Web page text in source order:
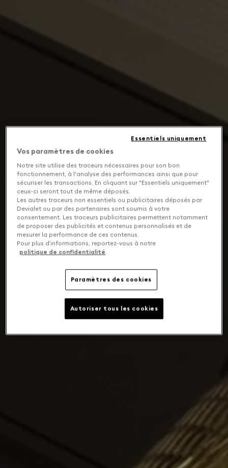
Vos paramètres de cookies
Notre site utilise des traceurs nécessaires pour son bon
fonctionnement, à l'analyse des performances ainsi que pour
sécuriser les transactions. En cliquant sur "Essentiels uniquement"
ceux-ci seront tout de même déposés.
Les autres traceurs non essentiels ou publicitaires déposés par
Devialet ou par des partenaires sont soumis à votre
consentement. Les traceurs publicitaires permettent notamment
de proposer des publicités et contenus personnalisés et de
mesurer la performance de ces contenus.
Pour plus d’informations, reportez-vous à notre
politique de confidentialité.
Paramètres des cookies
Essentiels uniquement
Autoriser tous les cookies